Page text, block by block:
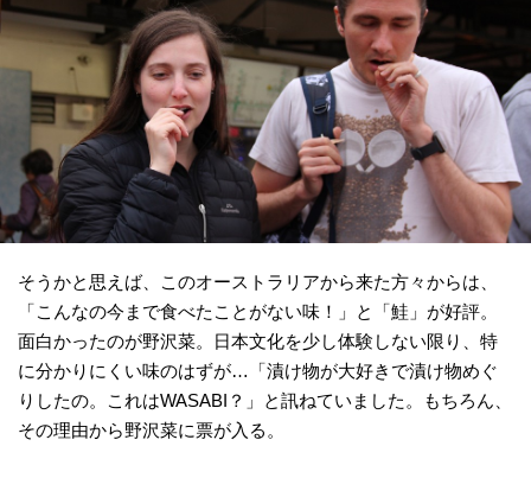
そうかと思えば、このオーストラリアから来た方々からは、
「こんなの今まで食べたことがない味！」と「鮭」が好評。
面白かったのが野沢菜。日本文化を少し体験しない限り、特
に分かりにくい味のはずが…「漬け物が大好きで漬け物めぐ
りしたの。これはWASABI？」と訊ねていました。もちろん、
その理由から野沢菜に票が入る。